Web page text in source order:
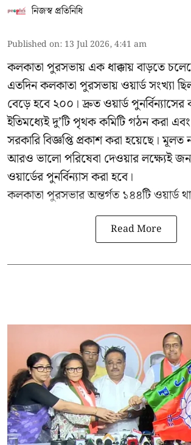
নিজস্ব প্রতিনিধি
Published on: 13 Jul 2026, 4:41 am
কলকাতা পুরসভায় এক ধাক্কায় বাড়তে
এতদিন কলকাতা পুরসভায় ওয়ার্ড সংখ্যা
বেড়ে হবে ২০০। দ্রুত ওয়ার্ড
ইতিমধ্যেই দু’টি পৃথক কমিটি গঠন করা
সরকারি বিজ্ঞপ্তি প্রকাশ করা হয়েছে। মূলত
আরও ভালো পরিষেবা দেওয়ার লক্ষ্যেই
ওয়ার্ডের পুনর্বিন্যাস করা হবে।
কলকাতা পুরসভার অন্তর্গত ১৪৪টি ওয়ার্ড
Read More